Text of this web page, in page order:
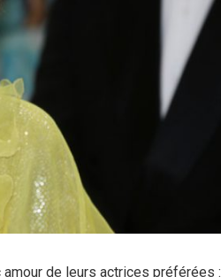
de leurs actrices préférées :